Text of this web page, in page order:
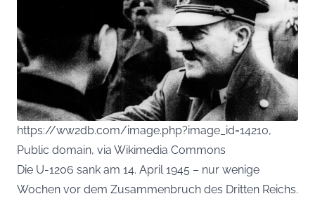
https://ww2db.com/image.php?image_id=14210,
Public domain, via Wikimedia Commons
Die U-1206 sank am 14. April 1945 – nur wenige
Wochen vor dem Zusammenbruch des Dritten Reichs.